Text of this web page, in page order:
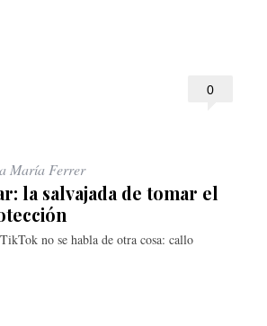
0
María Ferrer
la salvajada de tomar el
no se habla de otra cosa: callo